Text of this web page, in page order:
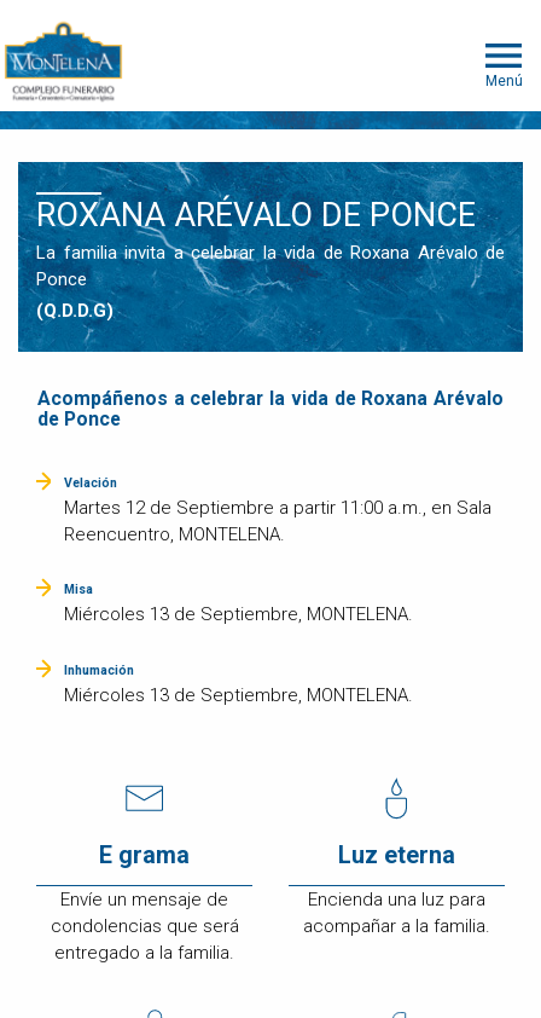
Menú
ROXANA ARÉVALO DE PONCE
La familia invita a celebrar la vida de Roxana Arévalo de
Ponce
(Q.D.D.G)
Acompáñenos a celebrar la vida de Roxana Arévalo
de Ponce
Velación
Martes 12 de Septiembre a partir 11:00 a.m., en Sala
Reencuentro, MONTELENA.
Misa
Miércoles 13 de Septiembre, MONTELENA.
Inhumación
Miércoles 13 de Septiembre, MONTELENA.
E grama
Envíe un mensaje de
condolencias que será
entregado a la familia.
Luz eterna
Encienda una luz para
acompañar a la familia.